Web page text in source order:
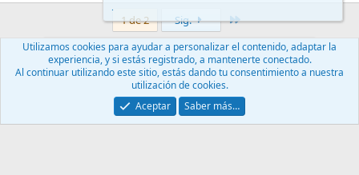
1 de 2 Sig. Último
Debes iniciar sesión o registrarte para responder aquí.
FacebookX (Twitter)
LinkedIn
RedditPinterest
Focal Fija
.
Utilizamos cookies para ayudar a personalizar el contenido, adaptar la
experiencia, y si estás registrado, a mantenerte conectado.
Al continuar utilizando este sitio, estás dando tu consentimiento a nuestra
utilización de cookies.
Aceptar
Saber más…